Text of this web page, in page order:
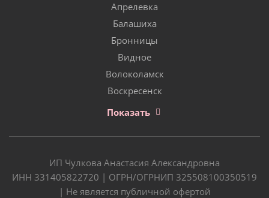
Апрелевка
Балашиха
Бронницы
Видное
Волоколамск
Воскресенск
Показать
ИП Чулкова Анастасия Александровна
ИНН 331405822720 | ОГРН/ОГРНИП 325508100350519
| Не является публичной офертой